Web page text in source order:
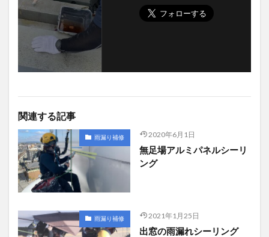
関連する記事
雨漏り補修 2020年6月1日
無足場アルミパネルシーリ
ング
雨漏り補修 2021年1月25日
出窓の雨漏れシーリング